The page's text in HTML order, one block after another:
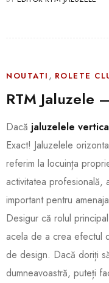
NOUTATI , ROLETE
RTM Jaluzele
Dacă jaluzelele
Exact! Jaluzelele
referim la locuința
activitatea profesională,
important pentru
Desigur că rolul
acela de a crea efectul
de design. Dacă doriți
dumneavoastră, puteți